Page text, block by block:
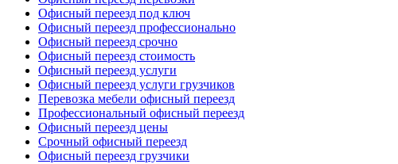
Офисный переезд под ключ
Офисный переезд профессионально
Офисный переезд срочно
Офисный переезд стоимость
Офисный переезд услуги
Офисный переезд услуги грузчиков
Перевозка мебели офисный переезд
Профессиональный офисный переезд
Офисный переезд цены
Срочный офисный переезд
Офисный переезд грузчики